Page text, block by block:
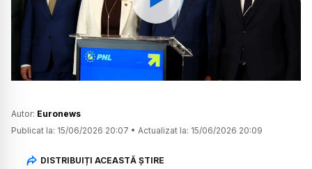
Watch
Autor: Euronews
Publicat la: 15/06/2026 20:07 • Actualizat la: 15/06/2026 20:09
DISTRIBUIȚI ACEASTĂ ȘTIRE